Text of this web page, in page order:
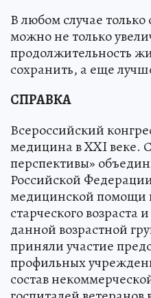
В любом случае
можно не только
продолжительность
сохранить, а еще
СПРАВКА
Всероссийский
медицина в XXI веке.
перспективы»
Российской
медицинской помощи
старческого возраста
данной возрастной
приняли участие
профильных
состав